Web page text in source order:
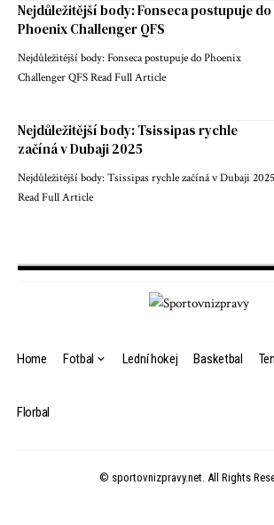
Nejdůležitější body: Fonseca postupuje do
Phoenix Challenger QFS
Nejdůležitější body: Fonseca postupuje do Phoenix
Challenger QFS Read Full Article
Nejdůležitější body: Tsissipas rychle
začíná v Dubaji 2025
Nejdůležitější body: Tsissipas rychle začíná v Dubaji 2025
Read Full Article
Home Fotbal Lední hokej Basketbal
Florbal
© sportovnizpravy.net. All Rights